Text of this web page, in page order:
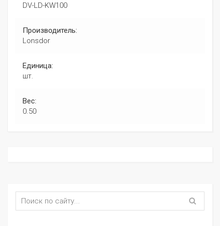
DV-LD-KW100
Производитель:
Lonsdor
Единица:
шт.
Вес:
0.50